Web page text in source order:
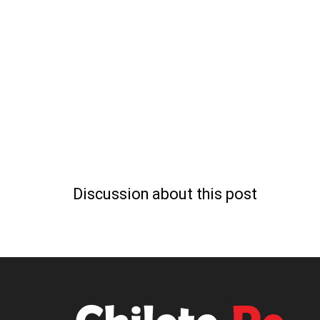
Discussion about this post